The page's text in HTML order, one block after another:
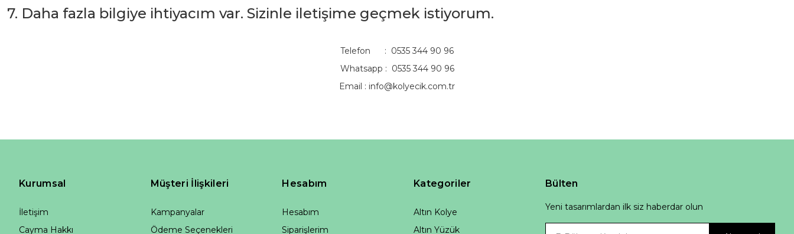
7. Daha fazla bilgiye ihtiyacım var. Sizinle iletişime geçmek istiyorum.
Telefon : 0535 344 90 96
Whatsapp : 0535 344 90 96
Email : info@kolyecik.com.tr
Kurumsal
İletişim
Cayma Hakkı
Müşteri İlişkileri
Kampanyalar
Ödeme Seçenekleri
Hesabım
Hesabım
Siparişlerim
Kategoriler
Altın Kolye
Altın Yüzük
Bülten
Yeni tasarımlardan ilk siz haberdar olun